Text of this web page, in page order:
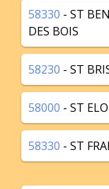
58330 - ST
DES BOIS
58230 - ST
58000 - ST
58330 - ST